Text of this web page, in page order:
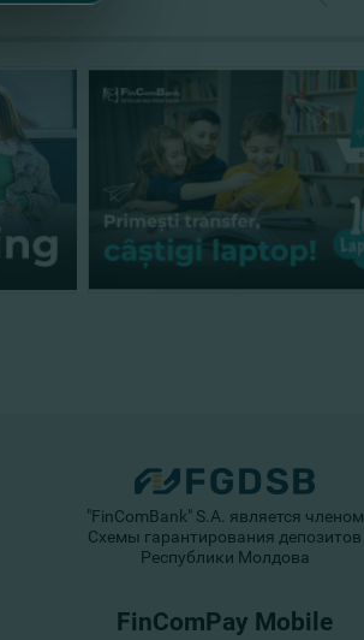
"FinComBank" S.A. является членом
Схемы гарантирования депозитов
Республики Молдова
FinComPay Mobile